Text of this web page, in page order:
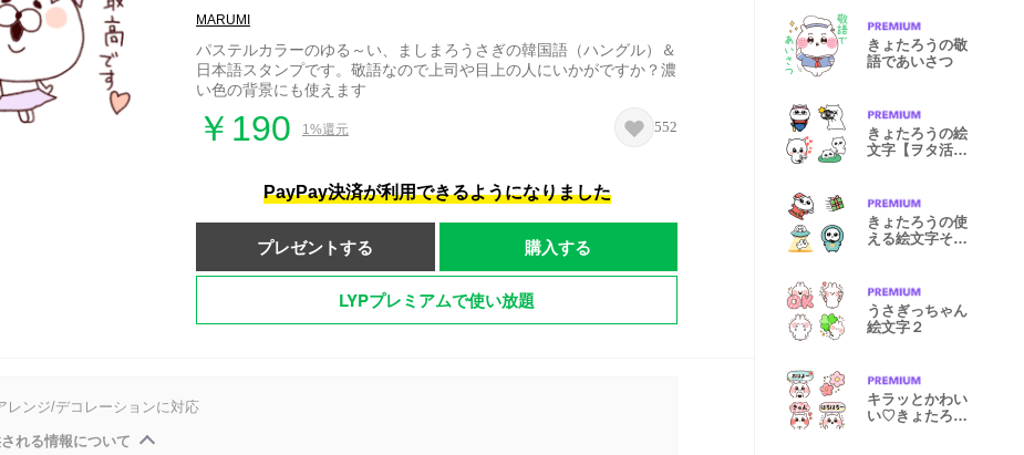
MARUMI
パステルカラーのゆる～い、ましまろうさぎの韓国語（ハングル）＆
日本語スタンプです。敬語なので上司や目上の人にいかがですか？濃
い色の背景にも使えます
￥190 1%還元 552
PayPay決済が利用できるようになりました
プレゼントする 購入する
LYPプレミアムで使い放題
レンジ/デコレーションに対応
れる情報について
きょたろうの敬
語であいさつ
きょたろうの絵
文字【ヲタ活
きょたろうの使
える絵文字その
うさぎっちゃん
絵文字２
キラッとかわい
い♡きょたろう